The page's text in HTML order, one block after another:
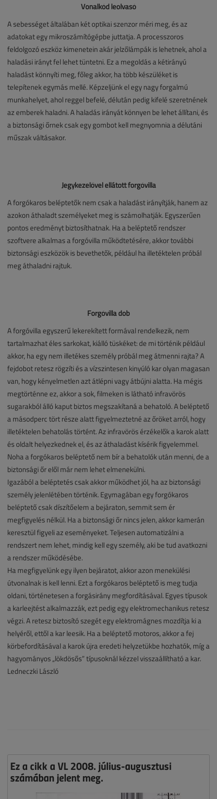
Vonalkód leolvasó
A sebességet általában két optikai szenzor méri meg, és az
adatokat egy mikroszámítógépbe juttatja. A processzoros
feldolgozó eszköz kimenetein akár jelzőlámpák is lehetnek, ahol a
haladási irányt fel lehet tüntetni. Ez a megoldás a kétirányú
haladást könnyíti meg, főleg akkor, ha több készüléket is
telepítenek egymás mellé. Képzeljünk el egy nagy forgalmú
munkahelyet, ahol reggel befelé, délután pedig kifelé szeretnének
az emberek haladni. A haladás irányát könnyen be lehet állítani, és
a biztonsági őrnek csak egy gombot kell megnyomnia a délutáni
műszak váltásakor.
Jegykezelővel ellátott forgóvilla
A forgókaros beléptetők nem csak a haladást irányítják, hanem az
azokon áthaladt személyeket meg is számolhatják. Egyszerűen
pontos eredményt biztosíthatnak. Ha a beléptető rendszer
szoftvere alkalmas a forgóvilla működtetésére, akkor további
biztonsági eszközök is bevethetők, például ha illetéktelen próbál
meg áthaladni rajtuk.
Forgóvilla dob
A forgóvilla egyszerű lekerekített formával rendelkezik, nem
tartalmazhat éles sarkokat, kiálló tüskéket: de mi történik például
akkor, ha egy nem illetékes személy próbál meg átmenni rajta? A
fejdobot retesz rögzíti és a vízszintesen kinyúló kar olyan magasan
van, hogy kényelmetlen azt átlépni vagy átbújni alatta. Ha mégis
megtörténne ez, akkor a sok, filmeken is látható infravörös
sugarakból álló kaput biztos megszakítaná a behatoló. A beléptető
a másodperc tört része alatt figyelmeztetné az őröket arról, hogy
illetéktelen behatolás történt. Az infravörös érzékelők a karok alatt
és oldalt helyezkednek el, és az áthaladást kísérik figyelemmel.
Noha a forgókaros beléptető nem bír a behatolók után menni, de a
biztonsági őr elől már nem lehet elmenekülni.
Igazából a beléptetés csak akkor működhet jól, ha az biztonsági
személy jelenlétében történik. Egymagában egy forgókaros
beléptető csak díszítőelem a bejáraton, semmit sem ér
megfigyelés nélkül. Ha a biztonsági őr nincs jelen, akkor kamerán
keresztül figyeli az eseményeket. Teljesen automatizálni a
rendszert nem lehet, mindig kell egy személy, aki be tud avatkozni
a rendszer működésébe.
Ha megfigyelünk egy ilyen bejáratot, akkor azon menekülési
útvonalnak is kell lenni. Ezt a forgókaros beléptető is meg tudja
oldani, történetesen a forgásirány megfordításával. Egyes típusok
a karleejtést alkalmazzák, ezt pedig egy elektromechanikus retesz
végzi. A retesz biztosító szegét egy elektromágnes mozdítja ki a
helyéről, ettől a kar leesik. Ha a beléptető motoros, akkor a fej
körbefordításával a karok újra eredeti helyzetükbe hozhatók, míg a
hagyományos „lökdösős” típusoknál kézzel visszaállítható a kar.
Ledneczki László
Ez a cikk a VL 2008. július-augusztusi
számában jelent meg.